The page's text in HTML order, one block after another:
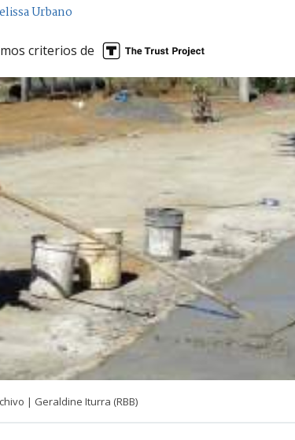
Urbano
criterios de
| Geraldine Iturra (RBB)